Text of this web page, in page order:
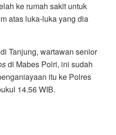
ke rumah sakit untuk
atas luka-luka yang dia
Tanjung, wartawan senior
di Mabes Polri, ini sudah
itu ke Polres
14.56 WIB.